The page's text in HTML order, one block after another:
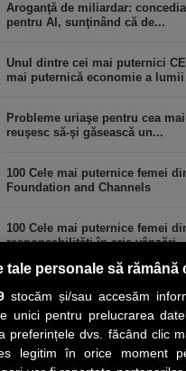
Aroganţă de miliardar:
pentru AI, sunţinând că de...
Unul dintre cei mai puternici
mai puternică economie a lumii
Probleme uriaşe pentru cea
reuşesc să-şi găsească un...
100 Cele mai puternice femei
Foundation and Channels
100 Cele mai puternice femei
responsabilităţi în aria vânzări...
PRIMA PAGINĂ
tale personale să
stocăm și/sau accesăm
unici pentru prelucrarea
preferințele dvs. făcând clic
legitim în orice moment